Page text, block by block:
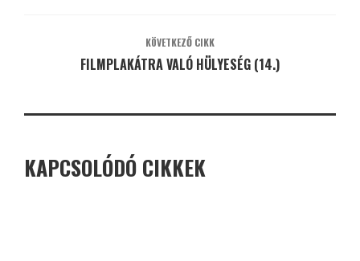
KÖVETKEZŐ CIKK
FILMPLAKÁTRA VALÓ HÜLYESÉG (14.)
KAPCSOLÓDÓ CIKKEK